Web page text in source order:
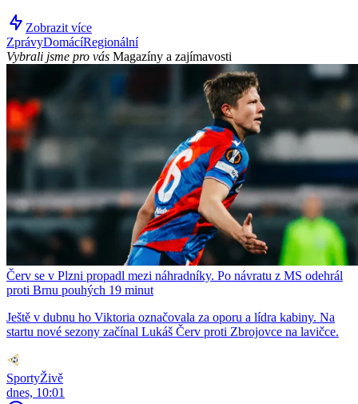
Zobrazit více
ZprávyDomácíRegionální
Vybrali jsme pro vás Magazíny a zajímavosti
Červ se v Plzni propadl mezi náhradníky. Po návratu z MS odehrál
proti Brnu pouhých 19 minut
Ještě v dubnu ho Viktoria označovala za oporu a lídra kabiny. Na
startu nové sezony začínal Lukáš Červ proti Zbrojovce na lavičce.
SportyŽivě
dnes, 10:01